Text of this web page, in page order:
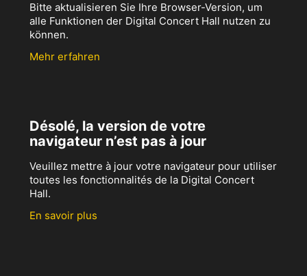
Bitte aktualisieren Sie Ihre Browser-Version, um
alle Funktionen der Digital Concert Hall nutzen zu
können.
Mehr erfahren
Désolé, la version de votre
navigateur n’est pas à jour
Veuillez mettre à jour votre navigateur pour utiliser
toutes les fonctionnalités de la Digital Concert
Hall.
En savoir plus